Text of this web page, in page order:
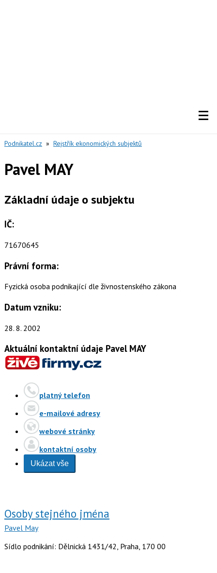
Podnikatel.cz » Rejstřík ekonomických subjektů
Pavel MAY
Základní údaje o subjektu
IČ:
71670645
Právní forma:
Fyzická osoba podnikající dle živnostenského zákona
Datum vzniku:
28. 8. 2002
Aktuální kontaktní údaje Pavel MAY
platný telefon
e-mailové adresy
webové stránky
kontaktní osoby
Ukázat vše
Osoby stejného jména
Pavel May
Sídlo podnikání: Dělnická 1431/42, Praha, 170 00